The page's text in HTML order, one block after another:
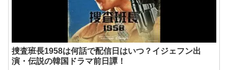
捜査班長1958は何話で配信日はいつ？イジェフン出
演・伝説の韓国ドラマ前日譚！